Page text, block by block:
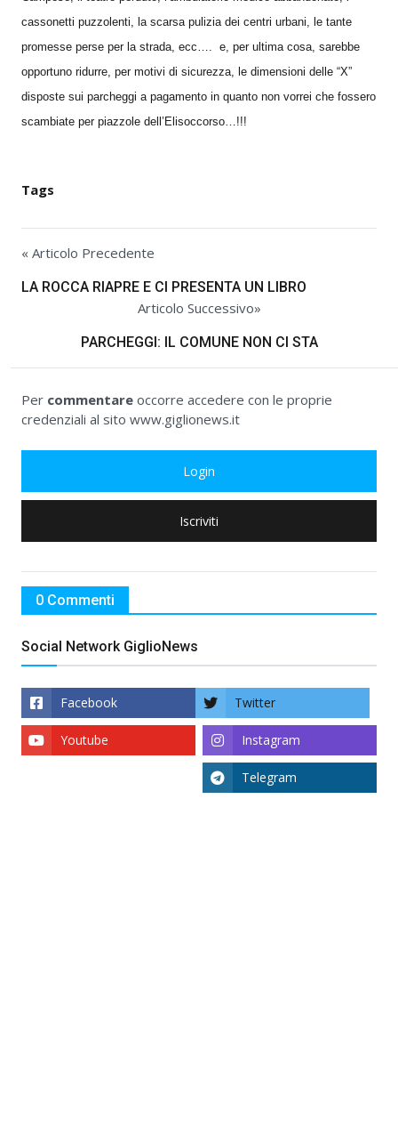
cassonetti puzzolenti, la scarsa pulizia dei centri urbani, le tante
promesse perse per la strada, ecc…. e, per ultima cosa, sarebbe
opportuno ridurre, per motivi di sicurezza, le dimensioni delle “X”
disposte sui parcheggi a pagamento in quanto non vorrei che fossero
scambiate per piazzole dell’Elisoccorso…!!!
Tags
« Articolo Precedente
LA ROCCA RIAPRE E CI PRESENTA UN LIBRO
Articolo Successivo»
PARCHEGGI: IL COMUNE NON CI STA
Per commentare occorre accedere con le proprie
credenziali al sito www.giglionews.it
Login
Iscriviti
0 Commenti
Social Network GiglioNews
Facebook Twitter
Instagram
Youtube
Telegram